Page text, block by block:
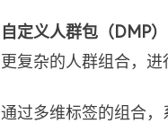
自定义人群包（DMP）
更复杂的人群组合，进
通过多维标签的组合